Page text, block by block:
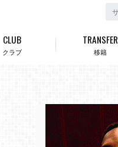
クラブ
CLUB
移籍
TRANSFER